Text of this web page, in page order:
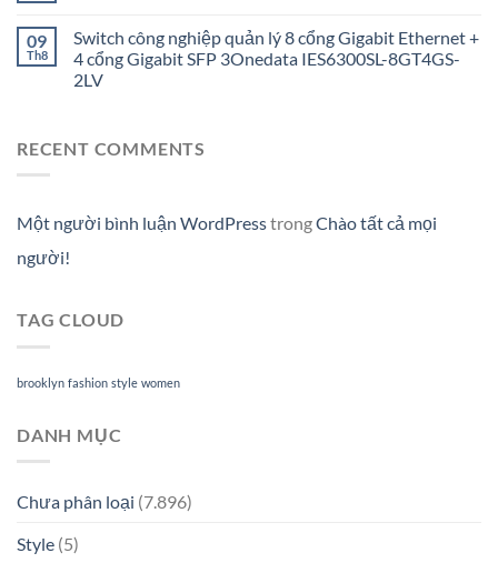
09
Th8
Switch công nghiệp quản lý 8 cổng Gigabit Ethernet +
4 cổng Gigabit SFP 3Onedata IES6300SL-8GT4GS-
2LV
RECENT COMMENTS
Một người bình luận WordPresstrongChào tất cả mọi
người!
TAG CLOUD
brooklyn fashion style women
DANH MỤC
Chưa phân loại (7.896)
Style (5)